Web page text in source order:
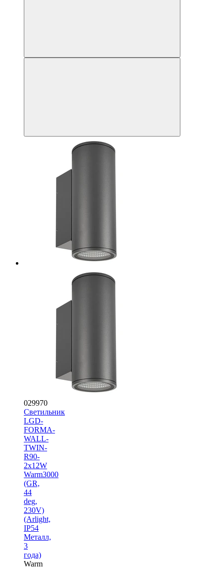
029970
Светильник
LGD-
FORMA-
WALL-
TWIN-
R90-
2x12W
Warm3000
(GR,
44
deg,
230V)
(Arlight,
IP54
Металл,
3
года)
Warm